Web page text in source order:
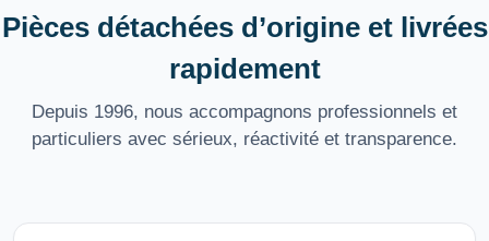
Pièces détachées d’origine et livrées
rapidement
Depuis 1996, nous accompagnons professionnels et
particuliers avec sérieux, réactivité et transparence.